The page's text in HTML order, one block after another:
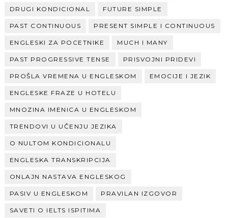
DRUGI KONDICIONAL FUTURE SIMPLE
PAST CONTINUOUS PRESENT SIMPLE I CONTINUOUS
ENGLESKI ZA POCETNIKE MUCH I MANY
PAST PROGRESSIVE TENSE PRISVOJNI PRIDEVI
PROŠLA VREMENA U ENGLESKOM EMOCIJE I JEZIK
ENGLESKE FRAZE U HOTELU
MNOZINA IMENICA U ENGLESKOM
TRENDOVI U UČENJU JEZIKA
O NULTOM KONDICIONALU
ENGLESKA TRANSKRIPCIJA
ONLAJN NASTAVA ENGLESKOG
PASIV U ENGLESKOM PRAVILAN IZGOVOR
SAVETI O IELTS ISPITIMA